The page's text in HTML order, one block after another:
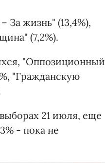
За жизнь" (13,4%),
(7,2%).
"Оппозиционный
"Гражданскую
21 июля, еще
- пока не